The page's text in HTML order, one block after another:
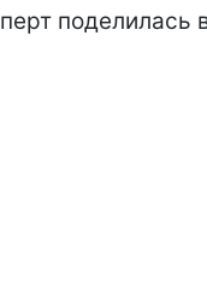
поделилась